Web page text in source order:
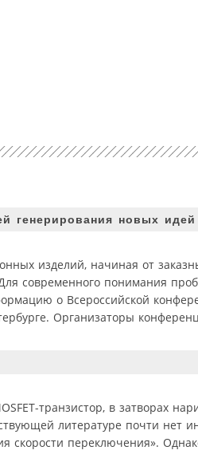
генерирования новых идей
изделий, начиная от
современного понимания
о Всероссийской
Организаторы
транзистор, в затворах
литературе почти нет
скорости переключения».